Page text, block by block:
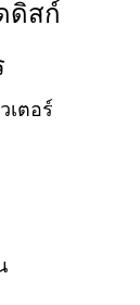
ดิสก์
เตอร์